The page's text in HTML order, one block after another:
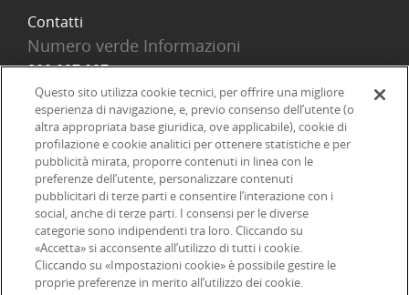
Contatti
Numero verde Informazioni
800 097 097
Email
info@onlinesim.it
Social
©2026 Online SIM, società del gruppo bancario ERSEL - P.IVA
12927410154
Questo sito utilizza cookie tecnici, per offrire una migliore
esperienza di navigazione, e, previo consenso dell’utente (o
altra appropriata base giuridica, ove applicabile), cookie di
profilazione e cookie analitici per ottenere statistiche e per
pubblicità mirata, proporre contenuti in linea con le
preferenze dell’utente, personalizzare contenuti
pubblicitari di terze parti e consentire l’interazione con i
social, anche di terze parti. I consensi per le diverse
categorie sono indipendenti tra loro. Cliccando su
«Accetta» si acconsente all’utilizzo di tutti i cookie.
Cliccando su «Impostazioni cookie» è possibile gestire le
proprie preferenze in merito all’utilizzo dei cookie.